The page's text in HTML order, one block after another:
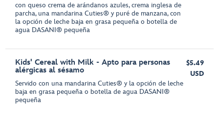
con queso crema de arándanos azules, crema inglesa de
parcha, una mandarina Cuties® y puré de manzana, con
la opción de leche baja en grasa pequeña o botella de
agua DASANI® pequeña
Kids' Cereal with Milk - Apto para personas
alérgicas al sésamo
Servido con una mandarina Cuties® y la opción de leche
baja en grasa pequeña o botella de agua DASANI®
pequeña
$5.49
USD